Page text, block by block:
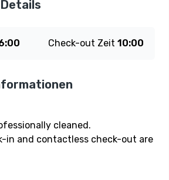
Check-out Zeit 10:00
cleaned.
in and contactless check-out are